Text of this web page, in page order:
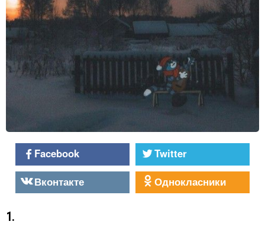
Facebook
Twitter
Вконтакте
Однокласники
1.